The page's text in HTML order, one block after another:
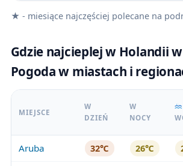
★ - miesiące najczęściej polecane na
Gdzie najcieplej w Holandii
Pogoda w miastach i
MIEJSCE
W
DZIEŃ
W
NOCY
Aruba 32℃ 26℃